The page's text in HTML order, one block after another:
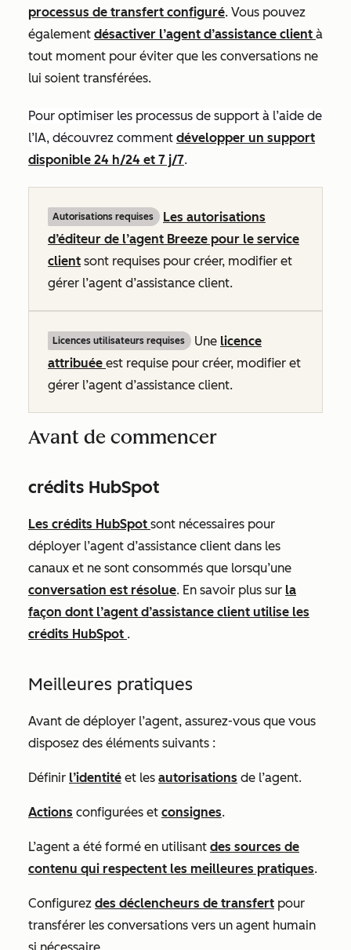
processus de transfert configuré. Vous pouvez
également désactiver l’agent d’assistance client à
tout moment pour éviter que les conversations ne
lui soient transférées.
Pour optimiser les processus de support à l’aide de
l’IA, découvrez comment développer un support
disponible 24 h/24 et 7 j/7.
Autorisations requises
Les autorisations
d’éditeur de l’agent Breeze pour le service
client sont requises pour créer, modifier et
gérer l’agent d’assistance client.
Licences utilisateurs requises Une licence
attribuée est requise pour créer, modifier et
gérer l’agent d’assistance client.
Avant de commencer
crédits HubSpot
Les crédits HubSpot sont nécessaires pour
déployer l’agent d’assistance client dans les
canaux et ne sont consommés que lorsqu’une
conversation est résolue. En savoir plus sur la
façon dont l’agent d’assistance client utilise les
crédits HubSpot .
Meilleures pratiques
Avant de déployer l’agent, assurez-vous que vous
disposez des éléments suivants :
Définir l’identité et les autorisations de l’agent.
Actions configurées et consignes.
L’agent a été formé en utilisant des sources de
contenu qui respectent les meilleures pratiques.
Configurez des déclencheurs de transfert pour
transférer les conversations vers un agent humain